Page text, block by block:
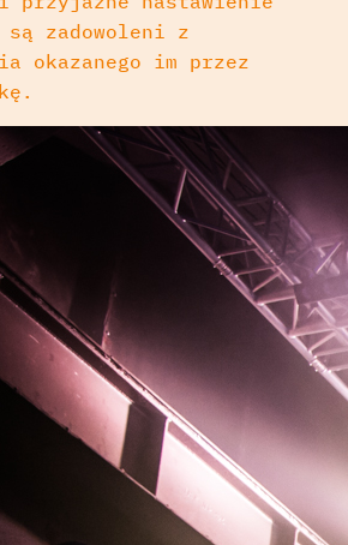
są zadowoleni z
okazanego im przez